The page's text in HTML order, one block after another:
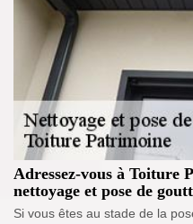
Adressez-vous à Toiture
nettoyage et pose de
Si vous êtes au stade de la